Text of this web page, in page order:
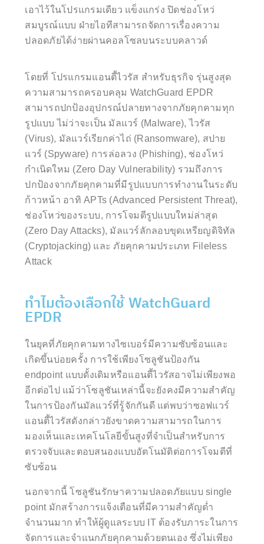
เอาไว้ในโปรแกรมเดียว แข็งแกร่ง ปิดช่องโหว่
สมบูรณ์แบบ ฝ่ายไอทีสามารถจัดการเรื่องความ
ปลอดภัยได้ง่ายผ่านคอลโซลบนระบบคลาวด์
โดยที่ โปรแกรมแอนตี้ไวรัส สำหรับธุรกิจ รุ่นสูงสุด
ความสามารถครอบคลุม WatchGuard EPDR
สามารถปกป้องอุปกรณ์ปลายทางจากภัยคุกคามทุก
รูปแบบ ไม่ว่าจะเป็น มัลแวร์ (Malware), ไวรัส
(Virus), มัลแวร์เรียกค่าไถ่ (Ransomware), สปาย
แวร์ (Spyware) การล่อลวง (Phishing), ช่องโหว่
กำเนิดใหม (Zero Day Vulnerability) รวมถึงการ
ปกป้องจากภัยคุกคามที่มีรูปแบบการทำงานในระดับ
ก้าวหน้า อาทิ APTs (Advanced Persistent Threat),
ช่องโหว่ของระบบ, การโจมตีรูปแบบใหม่ล่าสุด
(Zero Day Attacks), มัลแวร์ลักลอบขุดเหรียญดิจิทัล
(Cryptojacking) และ ภัยคุกคามประเภท Fileless
Attack
ทำไมต้องเลือกใช้ WatchGuard
EPDR
ในยุคที่ภัยคุกคามทางไซเบอร์มีความซับซ้อนและ
เกิดขึ้นบ่อยครั้ง การใช้เพียงโซลูชันป้องกัน
endpoint แบบดั้งเดิมหรือแอนตี้ไวรัสอาจไม่เพียงพอ
อีกต่อไป แม้ว่าโซลูชันเหล่านี้จะยังคงมีความสำคัญ
ในการป้องกันมัลแวร์ที่รู้จักกันดี แต่พบว่าซอฟแวร์
แอนตี้ไวรัสดังกล่าวยังขาดความสามารถในการ
มองเห็นและเทคโนโลยีขั้นสูงที่จำเป็นสำหรับการ
ตรวจจับและตอบสนองแบบอัตโนมัติต่อการโจมตีที่
ซับซ้อน
นอกจากนี้ โซลูชันรักษาความปลอดภัยแบบ single
point มักสร้างการแจ้งเตือนที่มีความสำคัญต่ำ
จำนวนมาก ทำให้ผู้ดูแลระบบ IT ต้องรับภาระในการ
จัดการและจำแนกภัยคุกคามด้วยตนเอง ซึ่งไม่เพียง